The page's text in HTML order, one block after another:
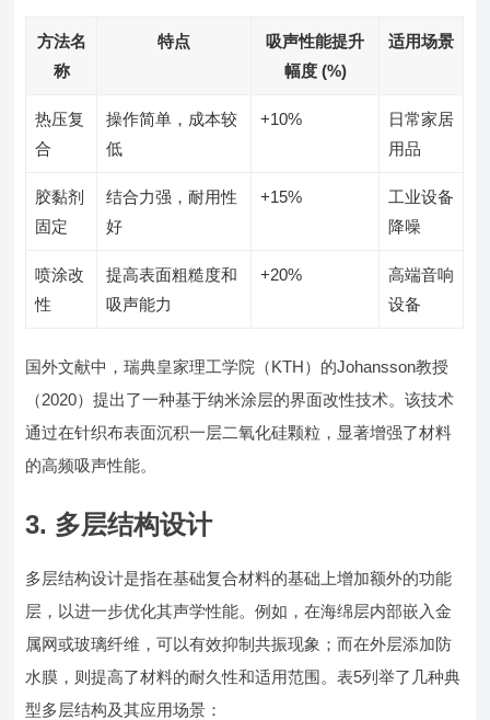
方法名
称
特点
吸声性能提升
幅度 (%)
适用场景
热压复
合
操作简单，成本较
低
+10%
日常家居
用品
胶黏剂
固定
结合力强，耐用性
好
+15%
工业设备
降噪
喷涂改
性
提高表面粗糙度和
吸声能力
+20%
高端音响
设备
国外文献中，瑞典皇家理工学院（KTH）的Johansson教授
（2020）提出了一种基于纳米涂层的界面改性技术。该技术
通过在针织布表面沉积一层二氧化硅颗粒，显著增强了材料
的高频吸声性能。
3. 多层结构设计
多层结构设计是指在基础复合材料的基础上增加额外的功能
层，以进一步优化其声学性能。例如，在海绵层内部嵌入金
属网或玻璃纤维，可以有效抑制共振现象；而在外层添加防
水膜，则提高了材料的耐久性和适用范围。表5列举了几种典
型多层结构及其应用场景：